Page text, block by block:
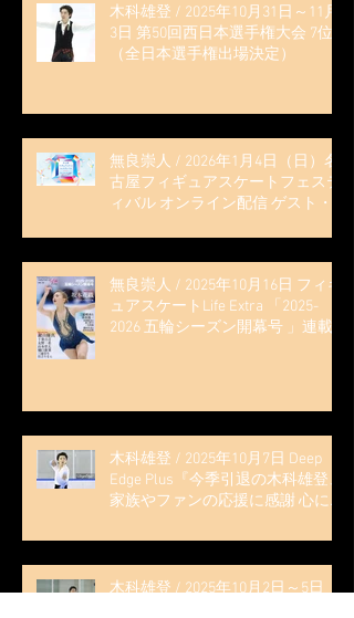
木科雄登 / 2025年10月31日～11月
3日 第50回西日本選手権大会 7位
（全日本選手権出場決定）
無良崇人 / 2026年1月4日（日）名
古屋フィギュアスケートフェステ
ィバル オンライン配信 ゲスト・
無良崇人 / 2025年10月16日 フィギ
ュアスケートLife Extra 「2025-
2026 五輪シーズン開幕号 」連載
木科雄登 / 2025年10月7日 Deep
Edge Plus『今季引退の木科雄登、
家族やファンの応援に感謝 心に響
見に来て」』
木科雄登 / 2025年10月2日～5日